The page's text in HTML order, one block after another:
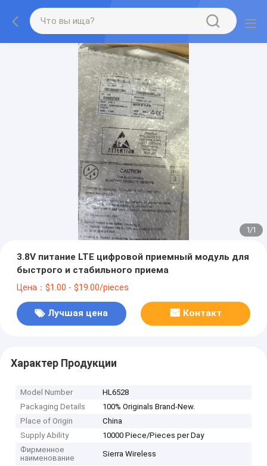
1/1
3.8V питание LTE цифровой приемный модуль для
быстрого и стабильного приема
Цена：$1.00 - $19.00/pieces
Лучшая цена Контакт
Характер Продукции
Model Number
HL6528
Packaging Details
100% Originals Brand-New.
Place of Origin
China
Supply Ability
10000 Piece/Pieces per Day
Фирменное
наименование
Sierra Wireless